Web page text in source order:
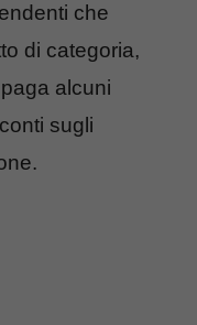
che
di categoria,
alcuni
sugli